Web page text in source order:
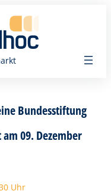
Bundesstiftung
09. Dezember
Uhr